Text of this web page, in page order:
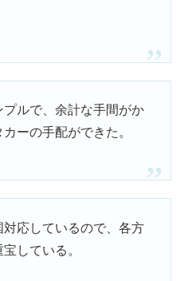
ルで、余計な手間がか
ーの手配ができた。
応しているので、各方
している。